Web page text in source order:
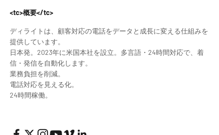
<tc>概要</tc>
ディライトは、顧客対応の電話をデータと成長に変える仕組みを
提供しています。
日本発。2023年に米国本社を設立。多言語・24時間対応で、着
信・発信を自動化します。
業務負担を削減。
電話対応を見える化。
24時間稼働。